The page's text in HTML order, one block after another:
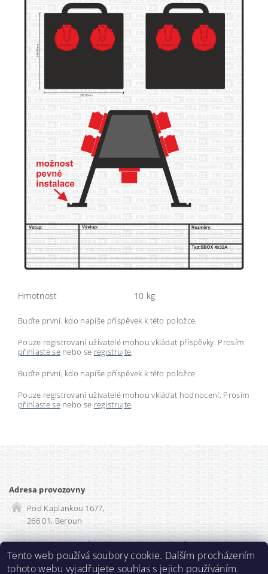
Hmotnost 10 kg
Buďte první, kdo napíše příspěvek k této položce.
Pouze registrovaní uživatelé mohou vkládat příspěvky. Prosím
přihlaste senebo se registrujte.
Buďte první, kdo napíše příspěvek k této položce.
Pouze registrovaní uživatelé mohou vkládat hodnocení. Prosím
přihlaste senebo se registrujte.
Adresa provozovny
Pod Kaplankou 1677,
266 01, Beroun
Rozvadec-shop.cz | SEO optimalizace
Tento web používá soubory cookie. Dalším procházením
tohoto webu vyjadřujete souhlas s jejich používáním.